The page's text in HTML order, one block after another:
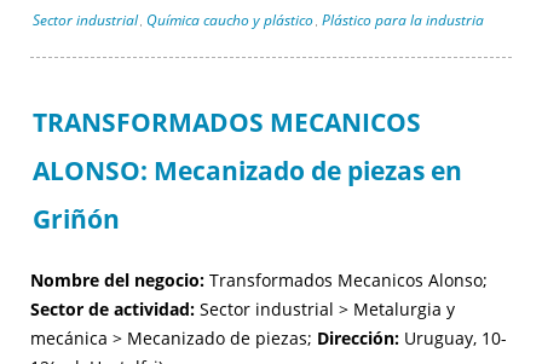
Sector industrial , Química caucho y plástico , Plástico para la industria
TRANSFORMADOS MECANICOS
ALONSO: Mecanizado de piezas en
Griñón
Nombre del negocio: Transformados Mecanicos Alonso;
Sector de actividad: Sector industrial > Metalurgia y
mecánica > Mecanizado de piezas; Dirección: Uruguay, 10-